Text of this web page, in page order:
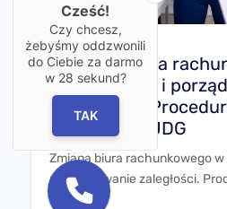
Zmiana biura
trakcie roku i
zaległości.
dla spółki i JDG
Zmiana biura rachunkowego
porządkowanie zaległości.
dla
Cześć!
Czy chcesz,
żebyśmy oddzwonili
do Ciebie za darmo
w 28 sekund?
TAK